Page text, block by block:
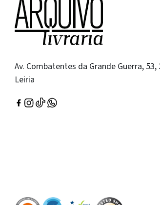
Av. Combatentes da Grande Guerra, 53,
Leiria